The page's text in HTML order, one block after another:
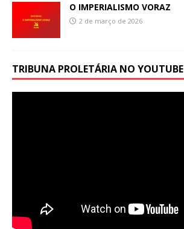
O IMPERIALISMO VORAZ
2 de março de 2026
TRIBUNA PROLETÁRIA NO YOUTUBE